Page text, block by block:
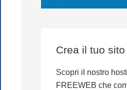
Crea il tuo
Scopri il nostro
FREEWEB che